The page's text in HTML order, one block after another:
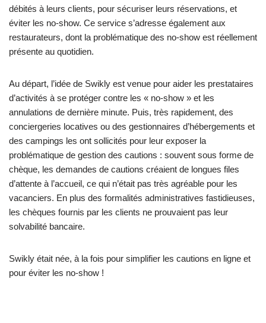
débités à leurs clients, pour sécuriser leurs réservations, et
éviter les no-show. Ce service s’adresse également aux
restaurateurs, dont la problématique des no-show est réellement
présente au quotidien.
Au départ, l’idée de Swikly est venue pour aider les prestataires
d’activités à se protéger contre les « no-show » et les
annulations de dernière minute. Puis, très rapidement, des
conciergeries locatives ou des gestionnaires d’hébergements et
des campings les ont sollicités pour leur exposer la
problématique de gestion des cautions : souvent sous forme de
chèque, les demandes de cautions créaient de longues files
d’attente à l’accueil, ce qui n’était pas très agréable pour les
vacanciers. En plus des formalités administratives fastidieuses,
les chèques fournis par les clients ne prouvaient pas leur
solvabilité bancaire.
Swikly était née, à la fois pour simplifier les cautions en ligne et
pour éviter les no-show !